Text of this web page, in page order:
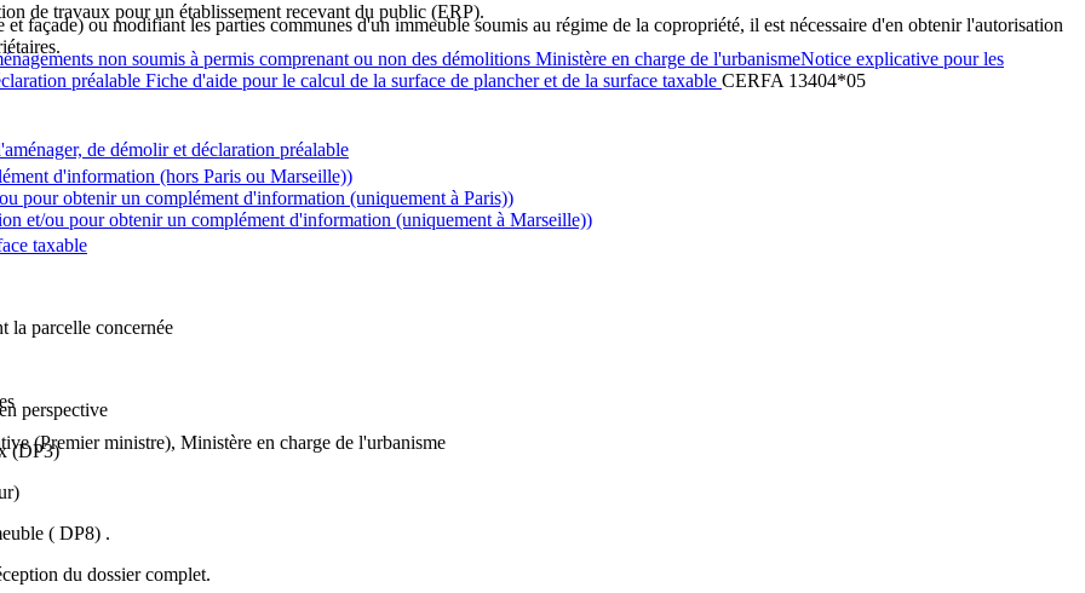
de démolir et déclaration préalable
taxable
la parcelle concernée
perspective
(DP3)
( DP8) .
du dossier complet.
de travaux pour un établissement recevant du public (ERP).
façade) ou modifiant les parties communes d'un immeuble soumis au régime de la copropriété, il est nécessaire d'en obtenir l'autorisation
non soumis à permis comprenant ou non des démolitions Ministère en charge de l'urbanismeNotice explicative pour les
préalable Fiche d'aide pour le calcul de la surface de plancher et de la surface taxable CERFA 13404*05
d'information (hors Paris ou Marseille))
pour obtenir un complément d'information (uniquement à Paris))
et/ou pour obtenir un complément d'information (uniquement à Marseille))
(Premier ministre), Ministère en charge de l'urbanisme